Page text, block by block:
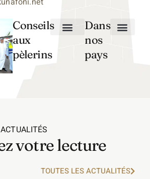
Conseils
aux
pèlerins
Dans
nos
pays
votre lecture
TOUTES LES ACTUALITÉS